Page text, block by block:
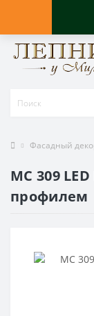
Фасадный
MC 309
профилем